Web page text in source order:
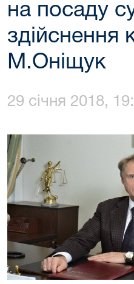
на посаду
здійснення
М.Оніщук
29 січня 2018,